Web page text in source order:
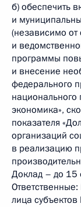
б) обеспечить
и
(независимо
и
программы
и внесение
федерального
национального
экономика»,
показателя
организаций
в реализацию
Доклад – до 15
лица